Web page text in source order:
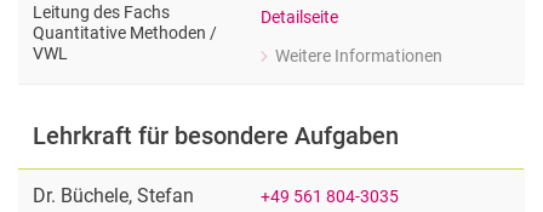
Ehemalige
Leitung des Fachs
Quantitative Methoden /​
VWL
Detailseite
Weitere Informationen
zu Apl. Prof. Dr. Rainer Voßkamp
Lehrkraft für besondere Aufgaben
Dr. Büchele, Stefan
+49 561 804-3035